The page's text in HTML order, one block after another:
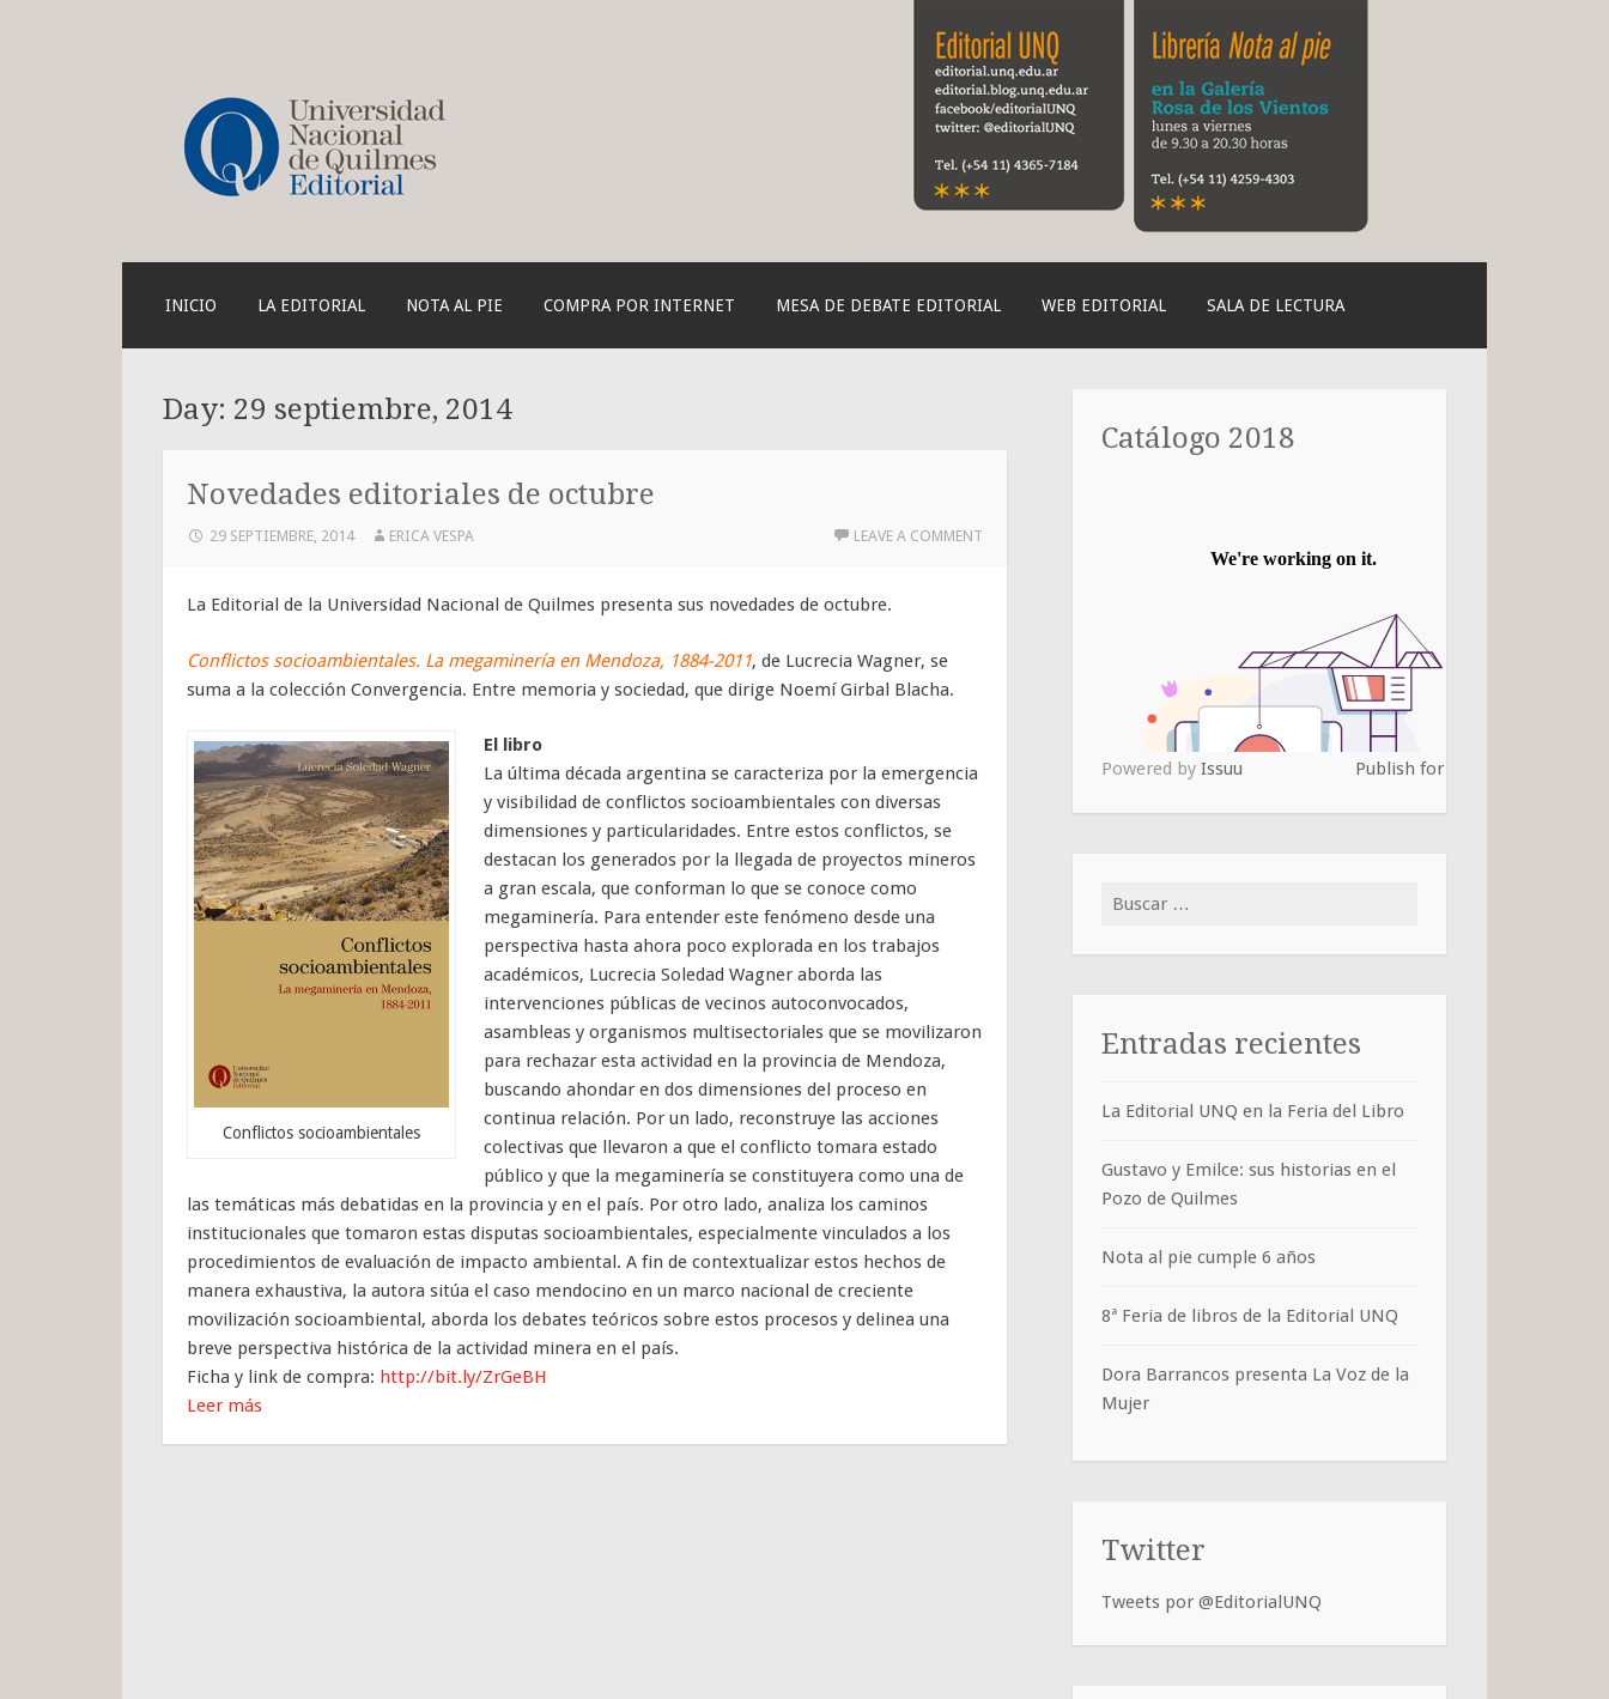
CONTENT
INICIO LA EDITORIAL NOTA AL PIE COMPRA POR INTERNET MESA DE DEBATE EDITORIAL WEB EDITORIAL SALA DE LECTURA
Day: 29 septiembre, 2014
Novedades editoriales de octubre
29 SEPTIEMBRE, 2014 ERICA VESPA LEAVE A COMMENT
La Editorial de la Universidad Nacional de Quilmes presenta sus novedades de octubre.
Conflictos socioambientales. La megaminería en Mendoza, 1884-2011, de Lucrecia Wagner, se
suma a la colección Convergencia. Entre memoria y sociedad, que dirige Noemí Girbal Blacha.
Conflictos socioambientales
El libro
La última década argentina se caracteriza por la emergencia
y visibilidad de conflictos socioambientales con diversas
dimensiones y particularidades. Entre estos conflictos, se
destacan los generados por la llegada de proyectos mineros
a gran escala, que conforman lo que se conoce como
megaminería. Para entender este fenómeno desde una
perspectiva hasta ahora poco explorada en los trabajos
académicos, Lucrecia Soledad Wagner aborda las
intervenciones públicas de vecinos autoconvocados,
asambleas y organismos multisectoriales que se movilizaron
para rechazar esta actividad en la provincia de Mendoza,
buscando ahondar en dos dimensiones del proceso en
continua relación. Por un lado, reconstruye las acciones
colectivas que llevaron a que el conflicto tomara estado
público y que la megaminería se constituyera como una de
las temáticas más debatidas en la provincia y en el país. Por otro lado, analiza los caminos
institucionales que tomaron estas disputas socioambientales, especialmente vinculados a los
procedimientos de evaluación de impacto ambiental. A fin de contextualizar estos hechos de
manera exhaustiva, la autora sitúa el caso mendocino en un marco nacional de creciente
movilización socioambiental, aborda los debates teóricos sobre estos procesos y delinea una
breve perspectiva histórica de la actividad minera en el país.
Ficha y link de compra: http://bit.ly/ZrGeBH
Leer más
Catálogo 2018
Powered by Issuu Publish for Free
Buscar:
Entradas recientes
La Editorial UNQ en la Feria del Libro
Gustavo y Emilce: sus historias en el
Pozo de Quilmes
Nota al pie cumple 6 años
8ª Feria de libros de la Editorial UNQ
Dora Barrancos presenta La Voz de la
Mujer
Twitter
Tweets por @EditorialUNQ